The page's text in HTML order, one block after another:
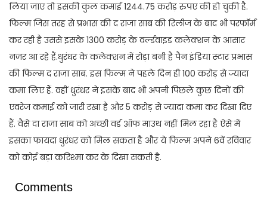
लिया जाए तो इसकी कुल कमाई 1244.75 करोड़ रुपए की हो चुकी है.
फिल्म जिस तरह से प्रभास की द राजा साब की रिलीज के बाद भी परफॉर्म
कर रही है उससे इसके 1300 करोड़ के वर्ल्डवाइड कलेक्शन के आसार
नजर आ रहे हैं.धुरंधर के कलेक्शन में रोड़ा बनी है पैन इंडिया स्टार प्रभास
की फिल्म द राजा साब. इस फिल्म ने पहले दिन ही 100 करोड़ से ज्यादा
कमा लिए हैं. वहीं धुरंधर ने इसके बाद भी अपनी पिछले कुछ दिनों की
एवरेज कमाई को जारी रखा है और 5 करोड़ से ज्यादा कमा कर दिखा दिए
हैं. वैसे दा राजा साब को अच्छी वर्ड ऑफ माउथ नहीं मिल रहा है ऐसे में
इसका फायदा धुरंधर को मिल सकता है और ये फिल्म अपने 6वें रविवार
को कोई बड़ा करिश्मा कर के दिखा सकती है.
Comments